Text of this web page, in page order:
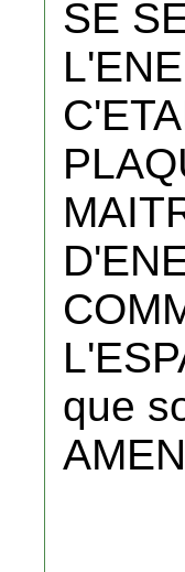
SE
que